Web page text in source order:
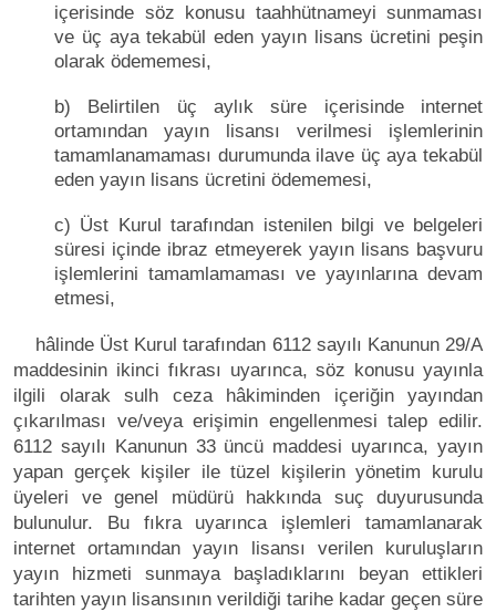
içerisinde söz konusu taahhütnameyi sunmaması
ve üç aya tekabül eden yayın lisans ücretini peşin
olarak ödememesi,
b) Belirtilen üç aylık süre içerisinde internet
ortamından yayın lisansı verilmesi işlemlerinin
tamamlanamaması durumunda ilave üç aya tekabül
eden yayın lisans ücretini ödememesi,
c) Üst Kurul tarafından istenilen bilgi ve belgeleri
süresi içinde ibraz etmeyerek yayın lisans başvuru
işlemlerini tamamlamaması ve yayınlarına devam
etmesi,
hâlinde Üst Kurul tarafından 6112 sayılı Kanunun 29/A
maddesinin ikinci fıkrası uyarınca, söz konusu yayınla
ilgili olarak sulh ceza hâkiminden içeriğin yayından
çıkarılması ve/veya erişimin engellenmesi talep edilir.
6112 sayılı Kanunun 33 üncü maddesi uyarınca, yayın
yapan gerçek kişiler ile tüzel kişilerin yönetim kurulu
üyeleri ve genel müdürü hakkında suç duyurusunda
bulunulur. Bu fıkra uyarınca işlemleri tamamlanarak
internet ortamından yayın lisansı verilen kuruluşların
yayın hizmeti sunmaya başladıklarını beyan ettikleri
tarihten yayın lisansının verildiği tarihe kadar geçen süre